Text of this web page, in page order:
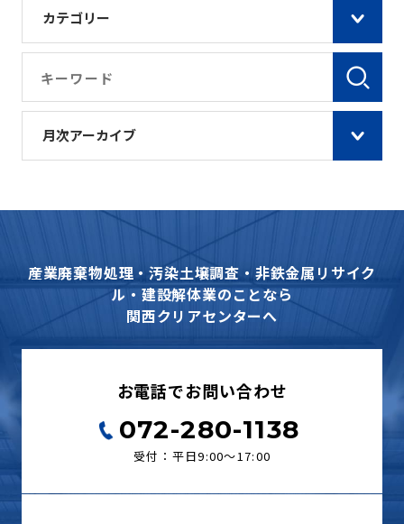
カテゴリー
月次アーカイブ
産業廃棄物処理・汚染土壌調査・非鉄金属リサイク
ル・建設解体業のことなら
関西クリアセンターへ
お電話でお問い合わせ
072-280-1138
受付：平日9:00〜17:00